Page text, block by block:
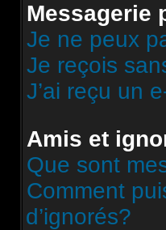
Messagerie
Je ne peux
Je reçois
J’ai reçu un
Amis et
Que sont
Comment
d’ignorés?